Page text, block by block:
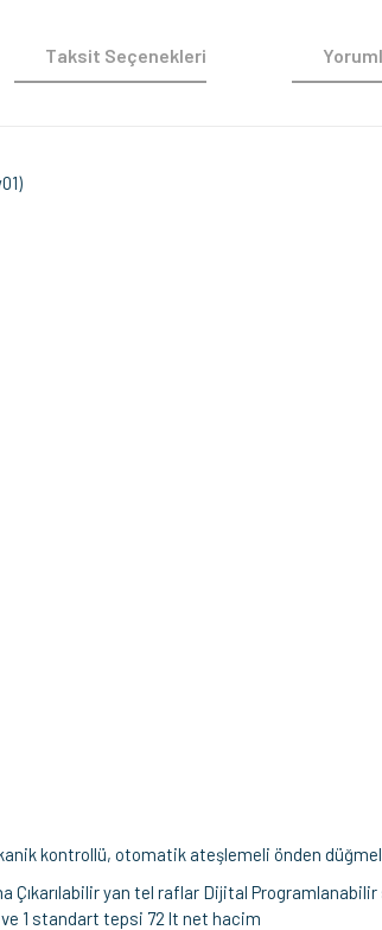
Taksit Seçenekleri
kontrollü, otomatik ateşlemeli önden
Çıkarılabilir yan tel raflar Dijital
ve 1 standart tepsi 72 lt net hacim